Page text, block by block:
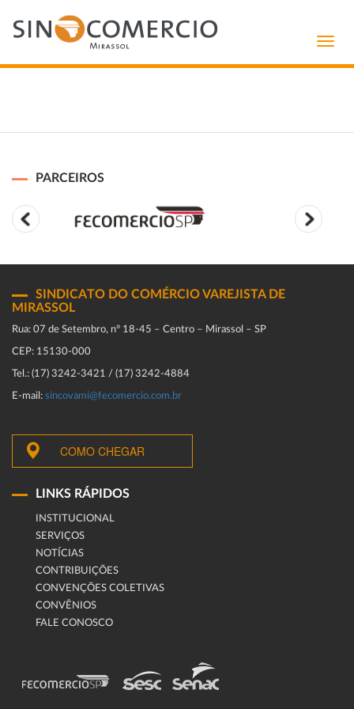
PARCEIROS
SINDICATO DO COMÉRCIO VAREJISTA DE
MIRASSOL
Rua: 07 de Setembro, n° 18-45 – Centro – Mirassol – SP
CEP: 15130-000
Tel.: (17) 3242-3421 / (17) 3242-4884
E-mail: sincovami@fecomercio.com.br
COMO CHEGAR
LINKS RÁPIDOS
INSTITUCIONAL
SERVIÇOS
NOTÍCIAS
CONTRIBUIÇÕES
CONVENÇÕES COLETIVAS
CONVÊNIOS
FALE CONOSCO